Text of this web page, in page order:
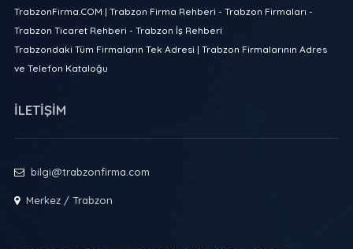
TrabzonFirma.COM | Trabzon Firma Rehberi - Trabzon Firmaları -
Trabzon Ticaret Rehberi - Trabzon İş Rehberi
Trabzondaki Tüm Firmaların Tek Adresi | Trabzon Firmalarının Adres
ve Telefon Kataloğu
İLETİŞİM
bilgi@trabzonfirma.com
Merkez / Trabzon